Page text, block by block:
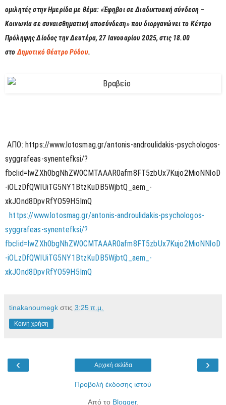
ομιλητές στην Ημερίδα με θέμα: «Έφηβοι σε Διαδικτυακή σύνδεση –
Κοινωνία σε συναισθηματική αποσύνδεση» που διοργανώνει το Κέντρο
Πρόληψης Δίοδος την Δευτέρα, 27 Ιανουαρίου 2025, στις 18.00
στο Δημοτικό Θέατρο Ρόδου.
ΑΠΟ: https://www.lotosmag.gr/antonis-androulidakis-psychologos-
syggrafeas-synentefksi/?
fbclid=IwZXh0bgNhZW0CMTAAAR0afm8FT5zbUx7Kujo2MioNNloD
-iOLzDfQWIUiTG5NY1BtzKuDB5WjbtQ_aem_-
xkJOnd8DpvRfYO59H5ImQ
https://www.lotosmag.gr/antonis-androulidakis-psychologos-
syggrafeas-synentefksi/?
fbclid=IwZXh0bgNhZW0CMTAAAR0afm8FT5zbUx7Kujo2MioNNloD
-iOLzDfQWIUiTG5NY1BtzKuDB5WjbtQ_aem_-
xkJOnd8DpvRfYO59H5ImQ
tinakanoumegk στις 3:25 π.μ.
Κοινή χρήση
‹ ›
Αρχική σελίδα
Προβολή έκδοσης ιστού
Από το Blogger.